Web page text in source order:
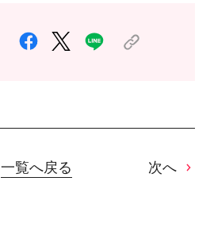
一覧へ戻る 次へ